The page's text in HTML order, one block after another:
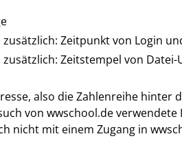
Zeitpunkt von Login
Zeitstempel von
also die Zahlenreihe
von wwschool.de
nicht mit einem Zugang in